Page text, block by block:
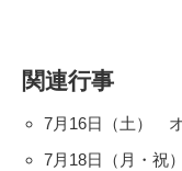
関連行事
7月16日（土）
7月18日（月・祝